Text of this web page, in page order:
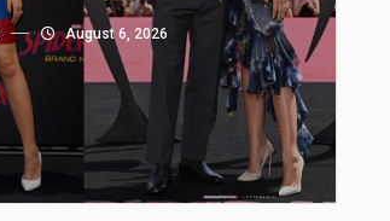
August 6, 2026